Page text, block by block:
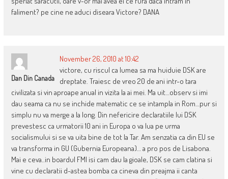
faliment? pe cine ne aduci diseara Victore? DANA
Dan Din Canada
November 26, 2010 at 10:42
victore, cu riscul ca lumea sa ma huiduie DSK are
dreptate. Traiesc de vreo 20 de ani intr-o tara
civilizata si vin aproape anual in vizita la ai mei. Ma uit…observ si imi
dau seama ca nu se inchide matematic ce se intampla in Rom…pur si
simplu nu va merge a la long. Din nefericire declaratiile lui DSK
prevestesc ca urmatorii 10 ani in Europa o va lua pe urma
socialismului si se va uita bine de tot la Tar. Am senzatia ca din EU se
va transforma in GU (Gubernia Europeana)… a pro pos de Lisabona.
Mai e ceva..in boardul FMI isi cam dau la gioale, DSK se cam clatina si
vine cu declaratii d-astea bomba ca cineva din preajma ii canta